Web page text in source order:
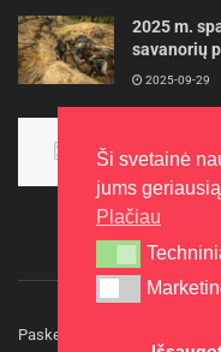
2025 m.
savanorių
2025-09-29
aukso
2015-10-30
Paskelbkite naujieną
Ši svetainė
jums
Plačiau
Techniniai
Marketingo